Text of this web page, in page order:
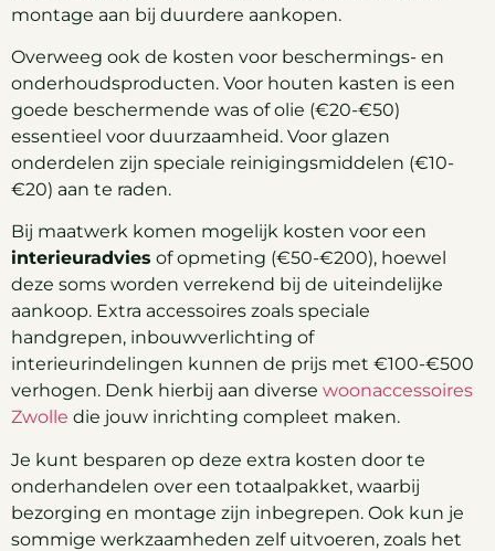
montage aan bij duurdere aankopen.
Overweeg ook de kosten voor beschermings- en
onderhoudsproducten. Voor houten kasten is een
goede beschermende was of olie (€20-€50)
essentieel voor duurzaamheid. Voor glazen
onderdelen zijn speciale reinigingsmiddelen (€10-
€20) aan te raden.
Bij maatwerk komen mogelijk kosten voor een
interieuradvies of opmeting (€50-€200), hoewel
deze soms worden verrekend bij de uiteindelijke
aankoop. Extra accessoires zoals speciale
handgrepen, inbouwverlichting of
interieurindelingen kunnen de prijs met €100-€500
verhogen. Denk hierbij aan diverse woonaccessoires
Zwolle die jouw inrichting compleet maken.
Je kunt besparen op deze extra kosten door te
onderhandelen over een totaalpakket, waarbij
bezorging en montage zijn inbegrepen. Ook kun je
sommige werkzaamheden zelf uitvoeren, zoals het